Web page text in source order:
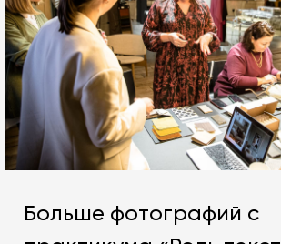
Больше фотографий с